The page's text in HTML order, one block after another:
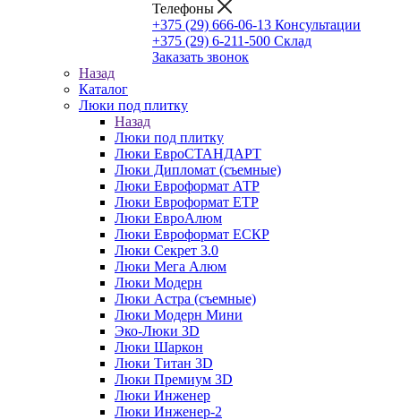
Телефоны
+375 (29) 666-06-13 Консультации
+375 (29) 6-211-500 Склад
Заказать звонок
Назад
Каталог
Люки под плитку
Назад
Люки под плитку
Люки ЕвроСТАНДАРТ
Люки Дипломат (съемные)
Люки Евроформат АТР
Люки Евроформат ЕТР
Люки ЕвроАлюм
Люки Евроформат ЕСКР
Люки Секрет 3.0
Люки Мега Алюм
Люки Модерн
Люки Астра (съемные)
Люки Модерн Мини
Эко-Люки 3D
Люки Шаркон
Люки Титан 3D
Люки Премиум 3D
Люки Инженер
Люки Инженер-2